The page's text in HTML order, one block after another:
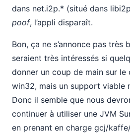
dans net.i2p.* (situé dans
poof, l’appli disparaît.
Bon, ça ne s’annonce pas très
seraient très intéressés si
donner un coup de main sur le
win32, mais un support viable
Donc il semble que nous
continuer à utiliser une JVM
en prenant en charge gcj/